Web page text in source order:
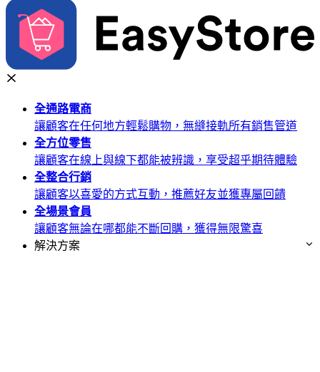
全通路電商
讓顧客在任何地方輕鬆購物，無縫接軌所有銷售管道
全方位零售
讓顧客在線上與線下都能被辨識，享受超乎期待體驗
全整合行銷
讓顧客以喜愛的方式互動，推薦好友並獲專屬回饋
全場景會員
讓顧客無論在哪都能不斷回購，獲得無限驚喜
解決方案